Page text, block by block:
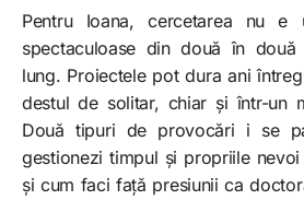
Pentru Ioana, cercetarea nu
spectaculoase din două în
lung. Proiectele pot dura ani
destul de solitar, chiar și într-un
Două tipuri de provocări i se
gestionezi timpul și propriile
și cum faci față presiunii ca